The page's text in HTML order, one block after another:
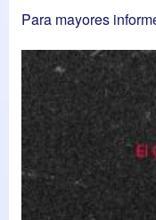
Para mayores